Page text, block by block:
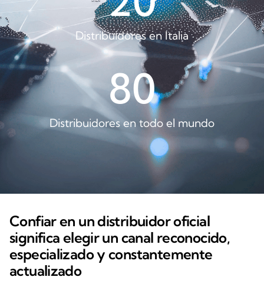
Distribuidores en Italia
Distribuidores en todo el mundo
80
Confiar en un distribuidor oficial
significa elegir un canal reconocido,
especializado y constantemente
actualizado